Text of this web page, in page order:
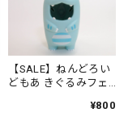
【SALE】ねんどろい
どもあ きぐるみフェ
ずいろきょうりゅう
¥800